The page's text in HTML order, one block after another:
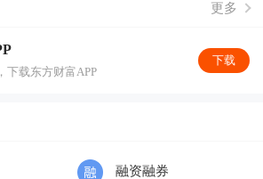
更多
下载东方财富APP
下载
融资融券